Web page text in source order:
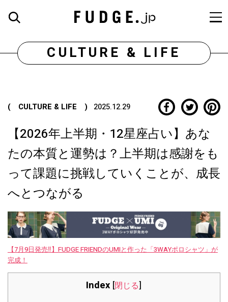
CULTURE & LIFE
( CULTURE & LIFE ) 2025.12.29
【2026年上半期・12星座占い】あな
たの本質と運勢は？上半期は感謝をも
って課題に挑戦していくことが、成長
へとつながる
【7月9日発売‼︎】FUDGE FRIENDのUMIと作った「3WAYポロシャツ」が
完成！
Index [閉じる]